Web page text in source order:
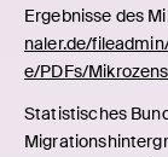
Ergebnisse des
naler.de/
e/PDFs/
Statistisches